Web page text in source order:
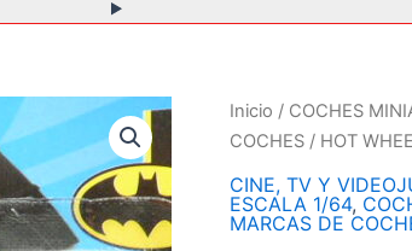
Inicio / COCHES
COCHES / HOT
CINE, TV Y
ESCALA 1/64,
MARCAS DE